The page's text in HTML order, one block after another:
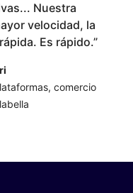
Nuestra
velocidad, la
Es rápido.”
comercio